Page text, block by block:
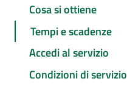
Cosa si ottiene
Tempi e scadenze
Accedi al servizio
Condizioni di servizio